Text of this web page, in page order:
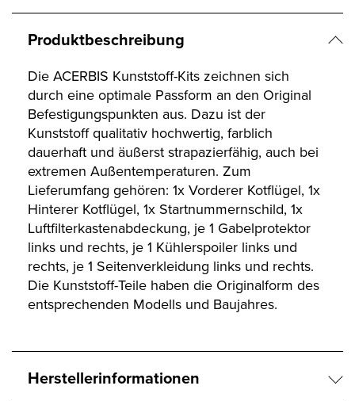
Produktbeschreibung
Die ACERBIS Kunststoff-Kits zeichnen sich
durch eine optimale Passform an den Original
Befestigungspunkten aus. Dazu ist der
Kunststoff qualitativ hochwertig, farblich
dauerhaft und äußerst strapazierfähig, auch bei
extremen Außentemperaturen. Zum
Lieferumfang gehören: 1x Vorderer Kotflügel, 1x
Hinterer Kotflügel, 1x Startnummernschild, 1x
Luftfilterkastenabdeckung, je 1 Gabelprotektor
links und rechts, je 1 Kühlerspoiler links und
rechts, je 1 Seitenverkleidung links und rechts.
Die Kunststoff-Teile haben die Originalform des
entsprechenden Modells und Baujahres.
Herstellerinformationen